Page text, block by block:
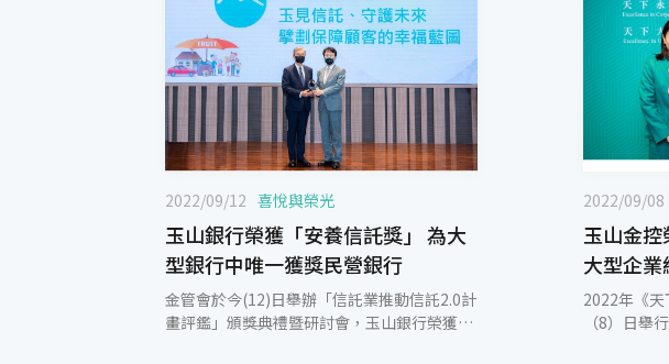
2022/09/12 喜悅與榮光
玉山銀行榮獲「安養信託獎」 為大
型銀行中唯一獲獎民營銀行
金管會於今(12)日舉辦「信託業推動信託2.0計
畫評鑑」頒獎典禮暨研討會，玉山銀行榮獲
2022/09/08
玉山金控
大型企業
2022年《
（8）日舉